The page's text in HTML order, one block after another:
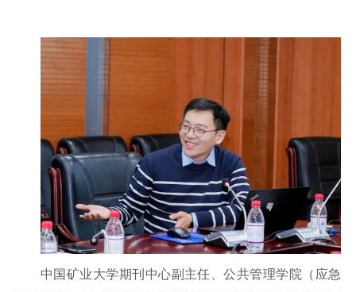
中国矿业大学期刊中心副主任、公共管理学院（应急